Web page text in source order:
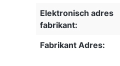
Elektronisch adres
fabrikant:
Fabrikant Adres: